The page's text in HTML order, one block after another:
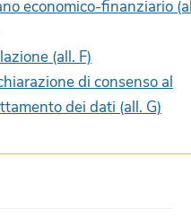
economico-finanziario
(all. F)
di consenso al
dei dati (all. G)